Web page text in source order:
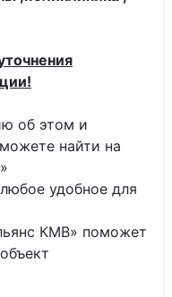
об этом и
найти на
удобное для
КМВ» поможет